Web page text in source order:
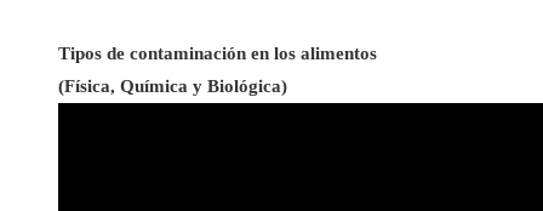
Tipos de contaminación en los alimentos
(Física, Química y Biológica)